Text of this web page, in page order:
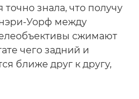
знала, что получу
Уорф между
сжимают
чего задний и
ближе друг к другу,